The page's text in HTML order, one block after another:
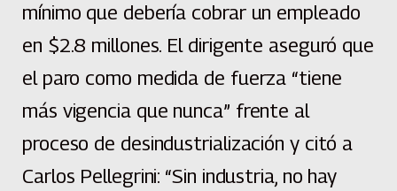
mínimo que debería cobrar un empleado
en $2.8 millones. El dirigente aseguró que
el paro como medida de fuerza “tiene
más vigencia que nunca” frente al
proceso de desindustrialización y citó a
Carlos Pellegrini: “Sin industria, no hay